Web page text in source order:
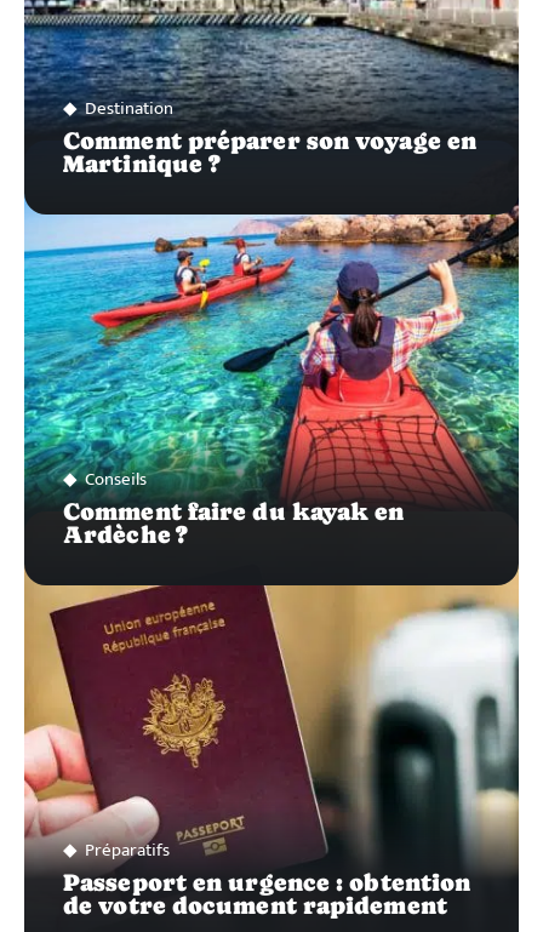
Destination
Comment préparer son voyage en
Martinique ?
Conseils
Comment faire du kayak en
Ardèche ?
Préparatifs
Passeport en urgence : obtention
de votre document rapidement